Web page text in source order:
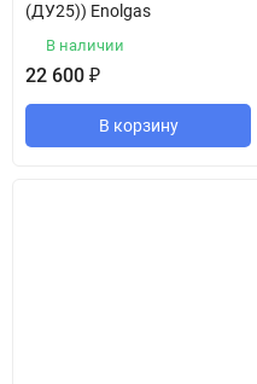
(ДУ25)) Enolgas
В наличии
22 600 ₽
В корзину